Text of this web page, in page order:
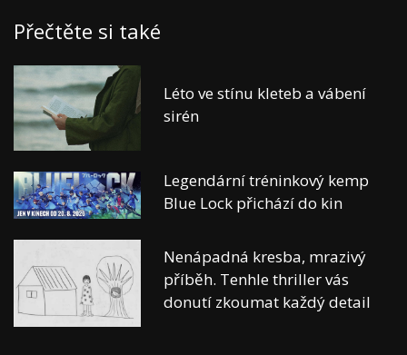
Přečtěte si také
Léto ve stínu kleteb a vábení
sirén
Legendární tréninkový kemp
Blue Lock přichází do kin
Nenápadná kresba, mrazivý
příběh. Tenhle thriller vás
donutí zkoumat každý detail